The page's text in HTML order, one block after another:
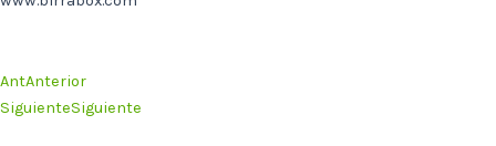
AntAnterior
SiguienteSiguiente